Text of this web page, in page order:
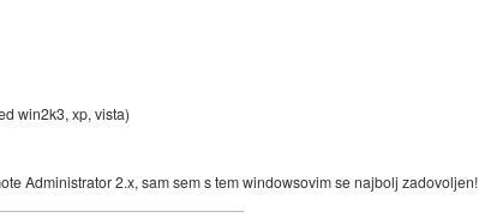
win2k3, xp, vista)
Administrator 2.x, sam sem s tem windowsovim se najbolj zadovoljen!